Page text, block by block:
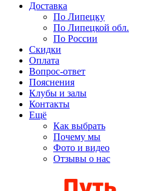
Доставка
По Липецку
По Липецкой обл.
По России
Скидки
Оплата
Вопрос-ответ
Пояснения
Клубы и залы
Контакты
Ещё
Как выбрать
Почему мы
Фото и видео
Отзывы о нас